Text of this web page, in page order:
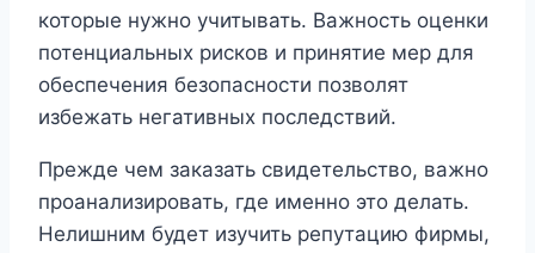
которые нужно учитывать. Важность оценки
потенциальных рисков и принятие мер для
обеспечения безопасности позволят
избежать негативных последствий.
Прежде чем заказать свидетельство, важно
проанализировать, где именно это делать.
Нелишним будет изучить репутацию фирмы,